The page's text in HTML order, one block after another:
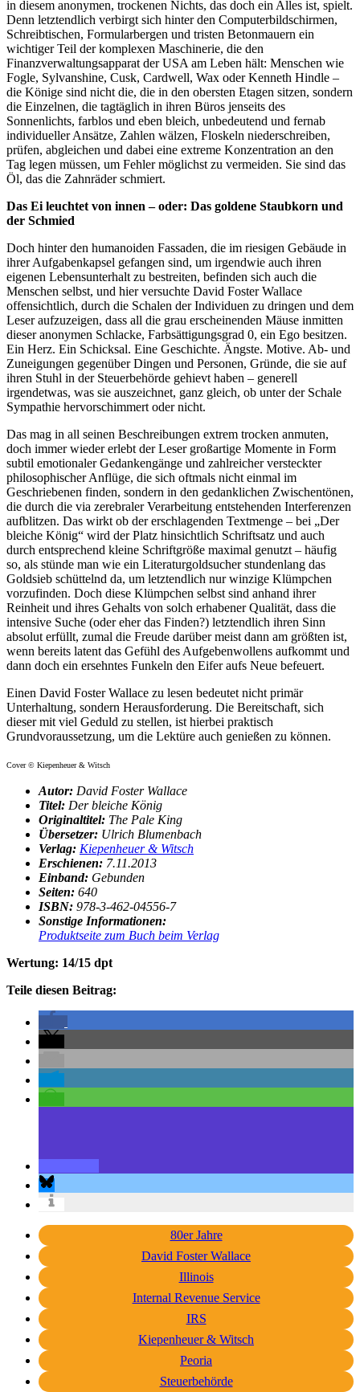
in diesem anonymen, trockenen Nichts, das doch ein Alles ist, spielt.
Denn letztendlich verbirgt sich hinter den Computerbildschirmen,
Schreibtischen, Formularbergen und tristen Betonmauern ein
wichtiger Teil der komplexen Maschinerie, die den
Finanzverwaltungsapparat der USA am Leben hält: Menschen wie
Fogle, Sylvanshine, Cusk, Cardwell, Wax oder Kenneth Hindle –
die Könige sind nicht die, die in den obersten Etagen sitzen, sondern
die Einzelnen, die tagtäglich in ihren Büros jenseits des
Sonnenlichts, farblos und eben bleich, unbedeutend und fernab
individueller Ansätze, Zahlen wälzen, Floskeln niederschreiben,
prüfen, abgleichen und dabei eine extreme Konzentration an den
Tag legen müssen, um Fehler möglichst zu vermeiden. Sie sind das
Öl, das die Zahnräder schmiert.
Das Ei leuchtet von innen – oder: Das goldene Staubkorn und
der Schmied
Doch hinter den humanoiden Fassaden, die im riesigen Gebäude in
ihrer Aufgabenkapsel gefangen sind, um irgendwie auch ihren
eigenen Lebensunterhalt zu bestreiten, befinden sich auch die
Menschen selbst, und hier versuchte David Foster Wallace
offensichtlich, durch die Schalen der Individuen zu dringen und dem
Leser aufzuzeigen, dass all die grau erscheinenden Mäuse inmitten
dieser anonymen Schlacke, Farbsättigungsgrad 0, ein Ego besitzen.
Ein Herz. Ein Schicksal. Eine Geschichte. Ängste. Motive. Ab- und
Zuneigungen gegenüber Dingen und Personen, Gründe, die sie auf
ihren Stuhl in der Steuerbehörde gehievt haben – generell
irgendetwas, was sie auszeichnet, ganz gleich, ob unter der Schale
Sympathie hervorschimmert oder nicht.
Das mag in all seinen Beschreibungen extrem trocken anmuten,
doch immer wieder erlebt der Leser großartige Momente in Form
subtil emotionaler Gedankengänge und zahlreicher versteckter
philosophischer Anflüge, die sich oftmals nicht einmal im
Geschriebenen finden, sondern in den gedanklichen Zwischentönen,
die durch die via zerebraler Verarbeitung entstehenden Interferenzen
aufblitzen. Das wirkt ob der erschlagenden Textmenge – bei „Der
bleiche König“ wird der Platz hinsichtlich Schriftsatz und auch
durch entsprechend kleine Schriftgröße maximal genutzt – häufig
so, als stünde man wie ein Literaturgoldsucher stundenlang das
Goldsieb schüttelnd da, um letztendlich nur winzige Klümpchen
vorzufinden. Doch diese Klümpchen selbst sind anhand ihrer
Reinheit und ihres Gehalts von solch erhabener Qualität, dass die
intensive Suche (oder eher das Finden?) letztendlich ihren Sinn
absolut erfüllt, zumal die Freude darüber meist dann am größten ist,
wenn bereits latent das Gefühl des Aufgebenwollens aufkommt und
dann doch ein ersehntes Funkeln den Eifer aufs Neue befeuert.
Einen David Foster Wallace zu lesen bedeutet nicht primär
Unterhaltung, sondern Herausforderung. Die Bereitschaft, sich
dieser mit viel Geduld zu stellen, ist hierbei praktisch
Grundvoraussetzung, um die Lektüre auch genießen zu können.
Cover © Kiepenheuer & Witsch
Autor: David Foster Wallace
Titel: Der bleiche König
Originaltitel: The Pale King
Übersetzer: Ulrich Blumenbach
Verlag: Kiepenheuer & Witsch
Erschienen: 7.11.2013
Einband: Gebunden
Seiten: 640
ISBN: 978-3-462-04556-7
Sonstige Informationen:
Produktseite zum Buch beim Verlag
Wertung: 14/15 dpt
Teile diesen Beitrag:
80er Jahre
David Foster Wallace
Illinois
Internal Revenue Service
IRS
Kiepenheuer & Witsch
Peoria
Steuerbehörde